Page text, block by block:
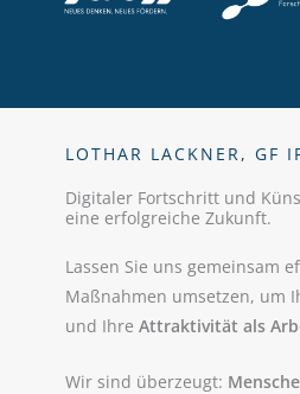
LOTHAR LACKNER, GF
Digitaler Fortschritt und
eine erfolgreiche Zukunft.
Lassen Sie uns gemeinsam
Maßnahmen umsetzen, um
und Ihre Attraktivität als
Wir sind überzeugt: